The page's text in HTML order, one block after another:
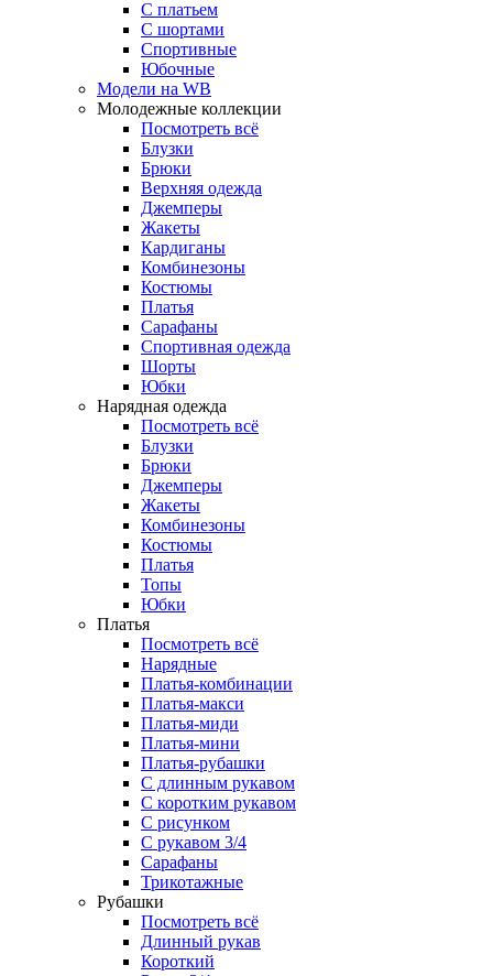
С платьем
С шортами
Спортивные
Юбочные
Модели на WB
Молодежные коллекции
Посмотреть всё
Блузки
Брюки
Верхняя одежда
Джемперы
Жакеты
Кардиганы
Комбинезоны
Костюмы
Платья
Сарафаны
Спортивная одежда
Шорты
Юбки
Нарядная одежда
Посмотреть всё
Блузки
Брюки
Джемперы
Жакеты
Комбинезоны
Костюмы
Платья
Топы
Юбки
Платья
Посмотреть всё
Нарядные
Платья-комбинации
Платья-макси
Платья-миди
Платья-мини
Платья-рубашки
С длинным рукавом
С коротким рукавом
С рисунком
С рукавом 3/4
Сарафаны
Трикотажные
Рубашки
Посмотреть всё
Длинный рукав
Короткий